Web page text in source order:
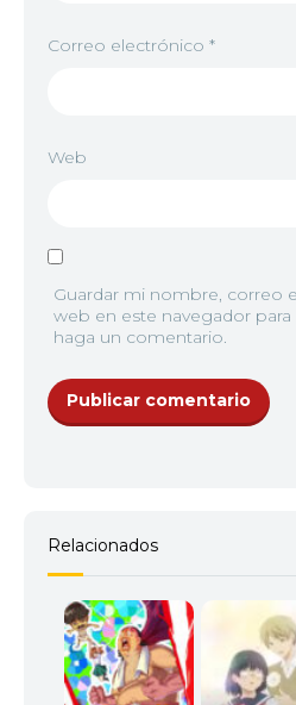
Correo electrónico *
Web
Guardar mi nombre, correo
web en este navegador
haga un comentario.
Relacionados